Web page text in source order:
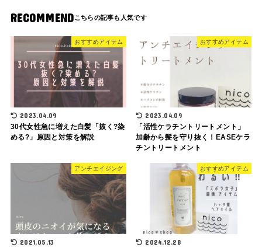
RECOMMEND
おすすめアイテム
2023.04.09
30代女性急に増えた白髪「抜く?染
める?」原因と対策を解説
おすすめアイテム
2023.04.09
「活性ケラチントリートメント」
加齢から髪を守り抜く！EASEケラ
チントリートメント
アンチエイジング
2021.05.13
おすすめアイテム
2024.12.28